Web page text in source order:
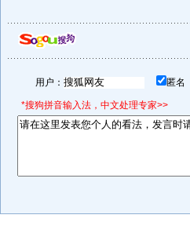
用户： 匿
*搜狗拼音输入法，中文处理专家>>